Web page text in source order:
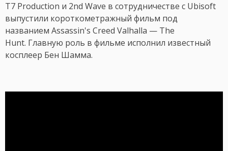
T7 Production и 2nd Wave в сотрудничестве с Ubisoft
выпустили короткометражный фильм под
названием Assassin's Creed Valhalla — The
Hunt. Главную роль в фильме исполнил известный
косплеер Бен Шамма.